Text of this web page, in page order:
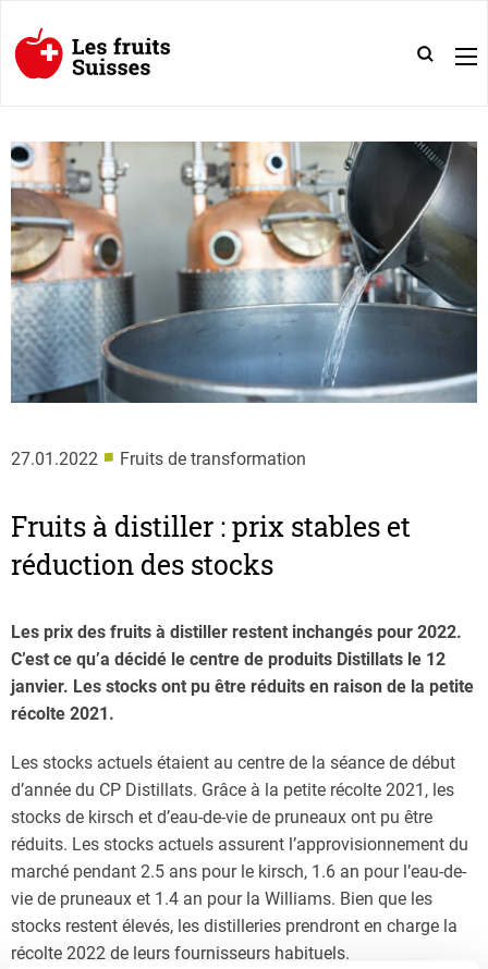
27.01.2022 ■ Fruits de transformation
Fruits à distiller : prix stables et
réduction des stocks
Les prix des fruits à distiller restent inchangés pour 2022.
C’est ce qu’a décidé le centre de produits Distillats le 12
janvier. Les stocks ont pu être réduits en raison de la petite
récolte 2021.
Les stocks actuels étaient au centre de la séance de début
d’année du CP Distillats. Grâce à la petite récolte 2021, les
stocks de kirsch et d’eau-de-vie de pruneaux ont pu être
réduits. Les stocks actuels assurent l’approvisionnement du
marché pendant 2.5 ans pour le kirsch, 1.6 an pour l’eau-de-
vie de pruneaux et 1.4 an pour la Williams. Bien que les
stocks restent élevés, les distilleries prendront en charge la
récolte 2022 de leurs fournisseurs habituels.